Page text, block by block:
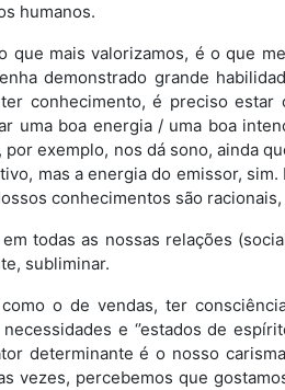
humanos.
mais valorizamos, é o que
demonstrado grande
conhecimento, é preciso
uma boa energia / uma boa
exemplo, nos dá sono, ainda
mas a energia do emissor,
conhecimentos são
todas as nossas relações
subliminar.
o de vendas, ter
e ‘’estados de
determinante é o nosso
vezes, percebemos que